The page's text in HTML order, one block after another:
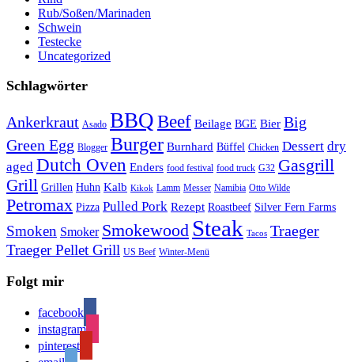
Rub/Soßen/Marinaden
Schwein
Testecke
Uncategorized
Schlagwörter
Ankerkraut Asado BBQBeef Beilage BGE Bier Big
Green Egg Blogger Burger Burnhard Büffel Chicken Dessert dry
aged Dutch Oven Enders food festival food truck G32 Gasgrill
Grill Grillen Huhn Kalb Kikok Lamm Messer Namibia Otto Wilde
Petromax Pizza Pulled Pork Rezept Roastbeef Silver Fern Farms
Smoken Smoker Smokewood Steak Tacos Traeger
Traeger Pellet Grill US Beef Winter-Menü
Folgt mir
facebook
instagram
pinterest